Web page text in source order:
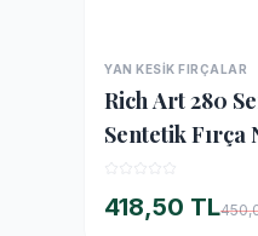
YAN KESIK FIRÇALAR
Rich Art 280
Sentetik Fırça
418,50 TL